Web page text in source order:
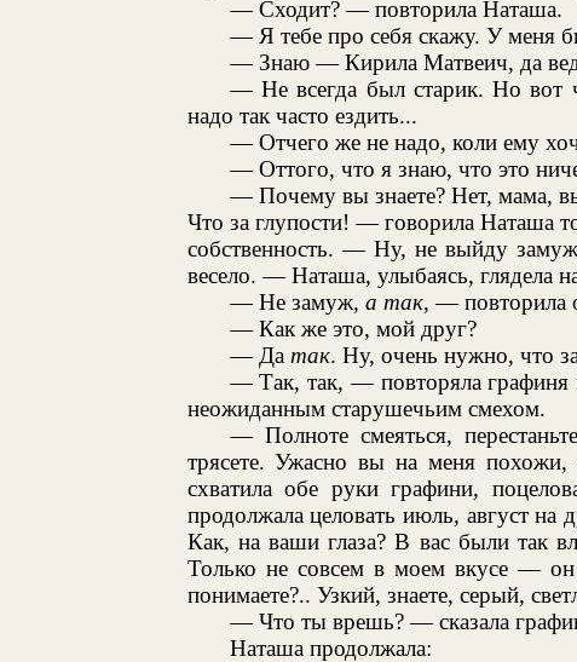
— Сходит? — повторила Наташа.
— Я тебе про себя скажу. У меня
— Знаю — Кирила Матвеич, да
— Не всегда был старик. Но вот
надо так часто ездить...
— Отчего же не надо, коли ему
— Оттого, что я знаю, что это
— Почему вы знаете? Нет, мама,
Что за глупости! — говорила Наташа
собственность. — Ну, не выйду
весело. — Наташа, улыбаясь, глядела
— Не замуж, а так, — повторила
— Как же это, мой друг?
— Да так. Ну, очень нужно, что
— Так, так, — повторяла графиня
неожиданным старушечьим смехом.
— Полноте смеяться,
трясете. Ужасно вы на меня
схватила обе руки графини,
продолжала целовать июль, август
Как, на ваши глаза? В вас были так
Только не совсем в моем вкусе —
понимаете?.. Узкий, знаете, серый,
— Что ты врешь? — сказала
Наташа продолжала: